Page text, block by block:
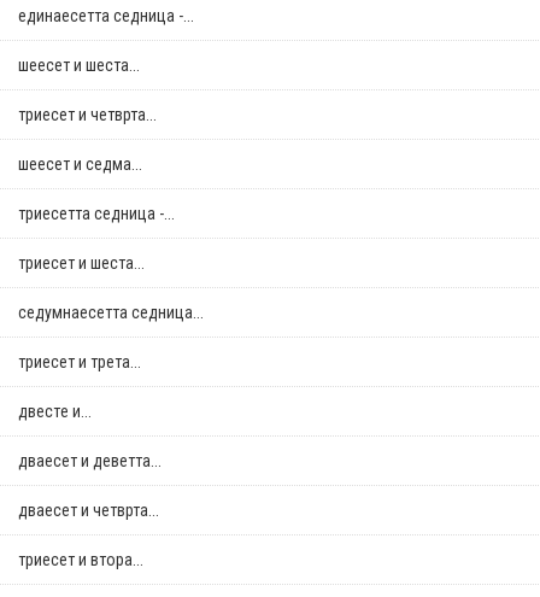
единаесетта седница -...
шеесет и шеста...
триесет и четврта...
шеесет и седма...
триесетта седница -...
триесет и шеста...
седумнаесетта седница...
триесет и трета...
двестe и...
дваесет и деветта...
дваесет и четврта...
триесет и втора...